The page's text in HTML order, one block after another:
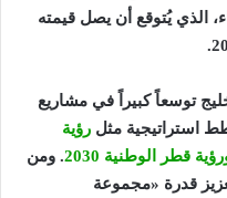
الذي يُتوقع أن يصل قيمته
.
توسعاً كبيراً في مشاريع
استراتيجية مثل رؤية
قطر الوطنية 2030 . ومن
قدرة «مجموعة